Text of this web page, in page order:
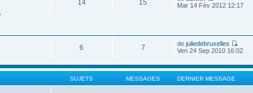
14 15
Mar 14 Fév 2012 12:17
6 7 dejuliedebruxelles
Ven 24 Sep 2010 16:02
SUJETS MESSAGES DERNIER MESSAGE